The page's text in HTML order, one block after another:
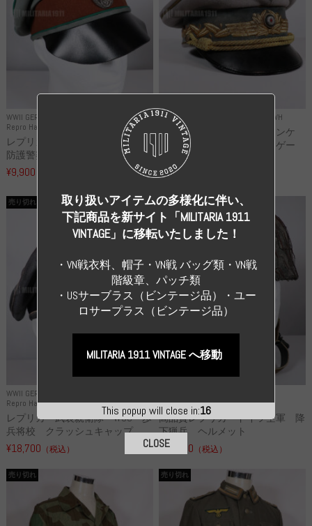
WWII GERMANY
Repro Hat and Cap Police and other
レプリカ ドイツ秩序警察 都市
防護警察 クラッシュキャップ...
¥9,900
WWII GERMANY Repro Uniforms WH
レプリカ ミヒャエル・ヤンケ
製 国家元帥 ヘルマン・ゲー
リ...
¥55,000
WWII GERMANY
Repro Hat and Cap SS and WSS
売り切れ
レプリカ 武装親衛隊 WSS 歩
兵将校 クラッシュキャップ ...
¥18,700 （税込）
Repro Hat and Cap Luftwaffe
売り切れ
高品質レプリカ ドイツ空軍 降
下猟兵 ヘルメット
¥49,800 （税込）
売り切れ 売り切れ
This popup will close in:15
取り扱いアイテムの多様化に伴い、
下記商品を新サイト「MILITARIA 1911
VINTAGE」に移転いたしました！
・VN戦衣料、帽子・VN戦 バッグ類・VN戦
階級章、パッチ類
・USサーブラス（ビンテージ品）・ユー
ロサープラス（ビンテージ品）
MILITARIA 1911 VINTAGE へ移動
CLOSE